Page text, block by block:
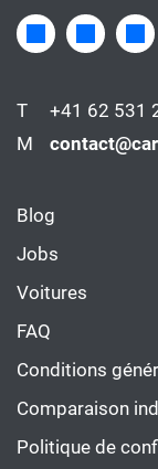
T +41 62 531
M
Blog
Jobs
Voitures
FAQ
Conditions
Comparaison
Politique de